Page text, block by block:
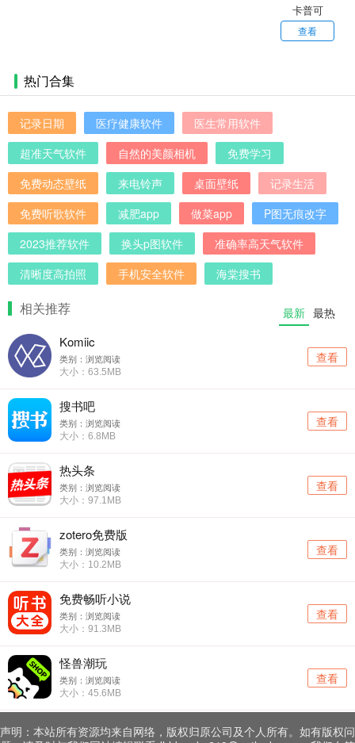
卡普可
查看
热门合集
记录日期 医疗健康软件
医生常用软件
超准天气软件
自然的美颜相机
免费学习
免费动态壁纸
来电铃声 桌面壁纸
记录生活
免费听歌软件
减肥app 做菜app
P图无痕改字
2023推荐软件
换头p图软件
准确率高天气软件
清晰度高拍照
手机安全软件 海棠搜书
相关推荐 最新 最热
Komiic
类别：浏览阅读
大小：63.5MB
查看
搜书吧
类别：浏览阅读
大小：6.8MB
查看
热头条
类别：浏览阅读
大小：97.1MB
查看
zotero免费版
类别：浏览阅读
大小：10.2MB
查看
免费畅听小说
类别：浏览阅读
大小：91.3MB
查看
怪兽潮玩
类别：浏览阅读
大小：45.6MB
查看
声明：本站所有资源均来自网络，版权归原公司及个人所有。如有版权问